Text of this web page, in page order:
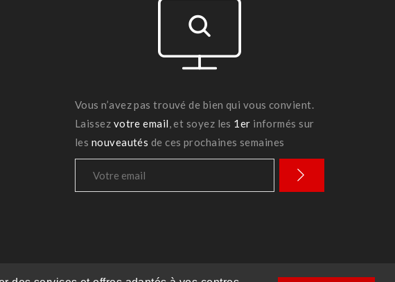
Vous n’avez pas trouvé de bien qui vous convient.
Laissez votre email, et soyez les 1er informés sur
les nouveautés de ces prochaines semaines